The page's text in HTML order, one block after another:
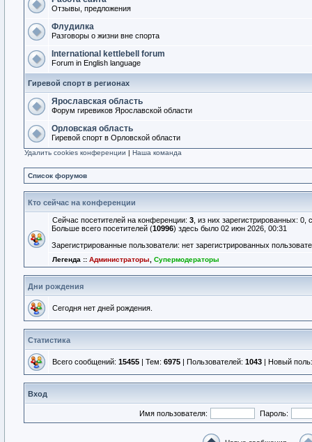
Отзывы, предложения
Флудилка
Разговоры о жизни вне спорта
International kettlebell forum
Forum in English language
Гиревой спорт в регионах
Ярославская область
Форум гиревиков Ярославской области
Орловская область
Гиревой спорт в Орловской области
Удалить cookies конференции | Наша команда
Список форумов
Кто сейчас на конференции
Сейчас посетителей на конференции: 3 , из них зарегистрированных:
Больше всего посетителей (10996) здесь было 02 июн 2026, 00:31
Зарегистрированные пользователи: нет зарегистрированных
Легенда :: Администраторы Супермодераторы
Дни рождения
Сегодня нет дней рождения.
Статистика
Всего сообщений: 15455 | Тем: 6975 | Пользователей: 1043 | Новый
Вход
Имя пользователя: Пароль: